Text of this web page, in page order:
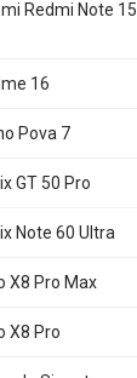
Redmi Note 15
16
Pova 7
GT 50 Pro
Note 60 Ultra
X8 Pro Max
X8 Pro